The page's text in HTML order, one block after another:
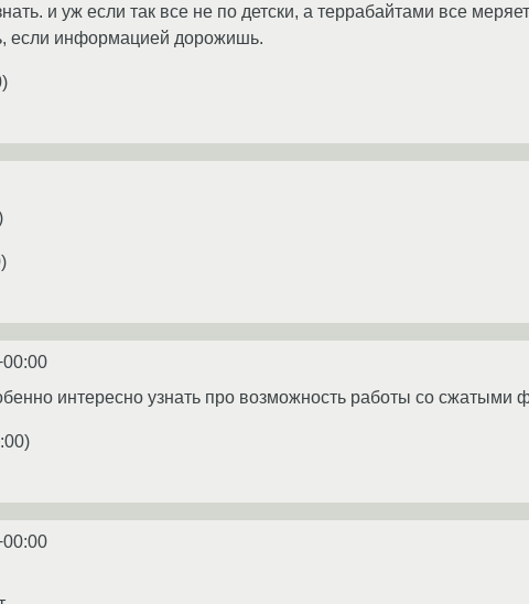
и уж если так все не по детски, а террабайтами все
если информацией дорожишь.
)
)
интересно узнать про возможность работы со сжатыми
)